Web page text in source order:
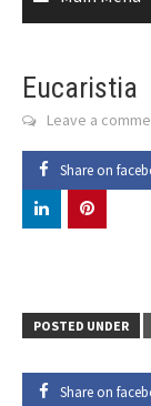
Eucaristia
Leave a
Share on
POSTED UNDER
Share on